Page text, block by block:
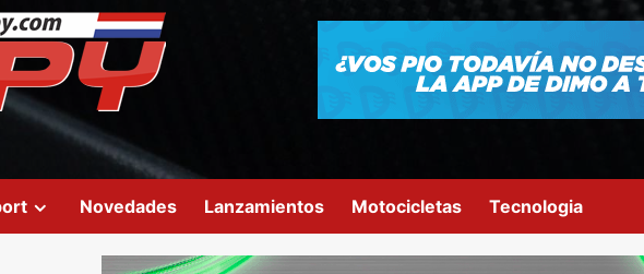
Novedades Lanzamientos Motocicletas Tecnologia